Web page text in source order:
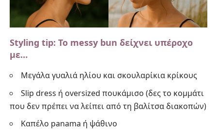
Styling tip: Το messy bun δείχνει υπέροχο
με…
Μεγάλα γυαλιά ηλίου και σκουλαρίκια κρίκους
Slip dress ή oversized πουκάμισο (δες το κομμάτι
που δεν πρέπει να λείπει από τη βαλίτσα διακοπών)
Καπέλο panama ή ψάθινο